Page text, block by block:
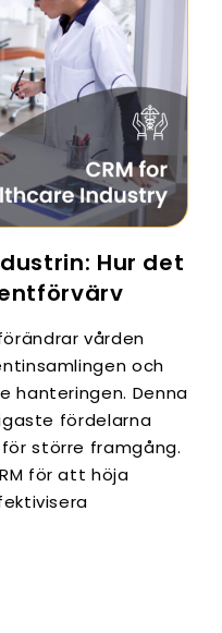
Hur det
vården
och
hanteringen. Denna
fördelarna
större framgång.
för att höja